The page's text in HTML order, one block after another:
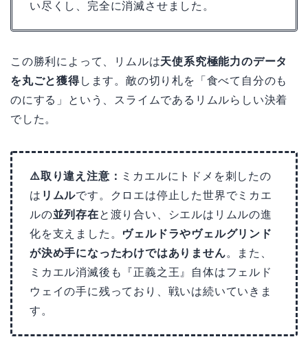
い尽くし、完全に消滅させました。
この勝利によって、リムルは天使系究極能力のデータ
を丸ごと獲得します。敵の切り札を「食べて自分のも
のにする」という、スライムであるリムルらしい決着
でした。
⚠️取り違え注意： ミカエルにトドメを刺したの
は リムルです。クロエは停止した世界でミカエ
ルの並列存在と渡り合い、シエルはリムルの進
化を支えました。 ヴェルドラやヴェルグリンド
が決め手になったわけではありません。また、
ミカエル消滅後も『正義之王』自体はフェルド
ウェイの手に残っており、戦いは続いていきま
す。